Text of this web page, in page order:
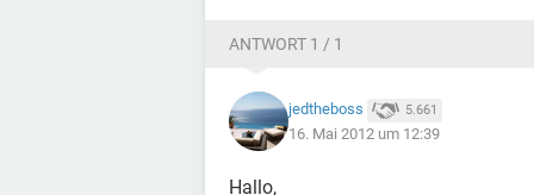
ANTWORT 1 / 1
jedtheboss 5.661
16. Mai 2012 um 12:39
Hallo,